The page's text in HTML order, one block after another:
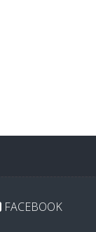
FACEBOOK